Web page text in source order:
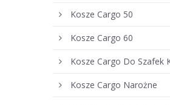
Kosze Cargo 50
Kosze Cargo 60
Kosze Cargo Do Szafek
Kosze Cargo Narożne